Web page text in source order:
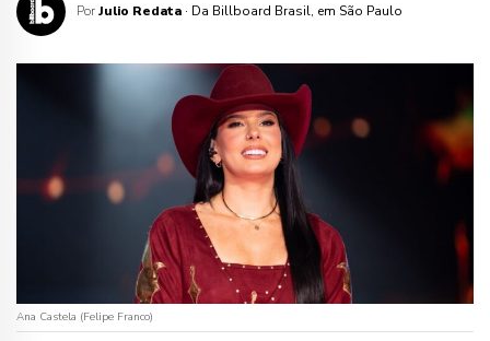
PorJulio Redata · Da Billboard Brasil, em São Paulo
Ana Castela (Felipe Franco)